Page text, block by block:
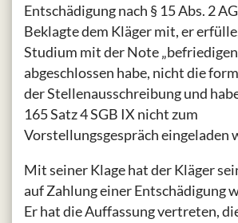
Entschädigung nach § 15 Abs. 2
Beklagte dem Kläger mit, er
Studium mit der Note
abgeschlossen habe, nicht die
der Stellenausschreibung und
165 Satz 4 SGB IX nicht zum
Vorstellungsgespräch eingeladen
Mit seiner Klage hat der Kläger
auf Zahlung einer Entschädigung
Er hat die Auffassung vertreten,